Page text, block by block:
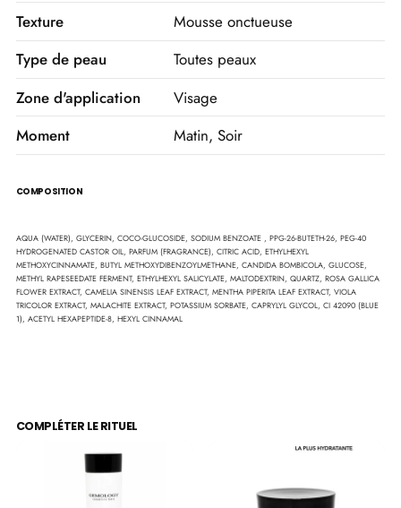
Texture
Mousse onctueuse
Type de peau
Toutes peaux
Zone d'application
Visage
Moment
Matin, Soir
COMPOSITION
Liste
INCI
AQUA (WATER), GLYCERIN, COCO-GLUCOSIDE, SODIUM BENZOATE , PPG-26-BUTETH-26, PEG-40
HYDROGENATED CASTOR OIL, PARFUM (FRAGRANCE), CITRIC ACID, ETHYLHEXYL
METHOXYCINNAMATE, BUTYL METHOXYDIBENZOYLMETHANE, CANDIDA BOMBICOLA, GLUCOSE,
METHYL RAPESEEDATE FERMENT, ETHYLHEXYL SALICYLATE, MALTODEXTRIN, QUARTZ, ROSA GALLICA
FLOWER EXTRACT, CAMELIA SINENSIS LEAF EXTRACT, MENTHA PIPERITA LEAF EXTRACT, VIOLA
TRICOLOR EXTRACT, MALACHITE EXTRACT, POTASSIUM SORBATE, CAPRYLYL GLYCOL, CI 42090 (BLUE
1), ACETYL HEXAPEPTIDE-8, HEXYL CINNAMAL
COMPLÉTER LE RITUEL